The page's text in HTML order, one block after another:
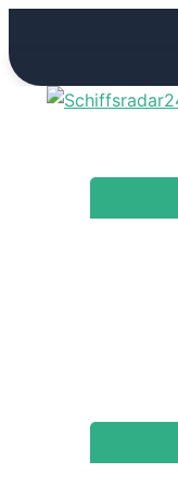
Zum
Inhalt